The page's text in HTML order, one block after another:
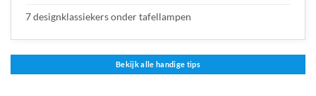
7 designklassiekers onder tafellampen
Bekijk alle handige tips